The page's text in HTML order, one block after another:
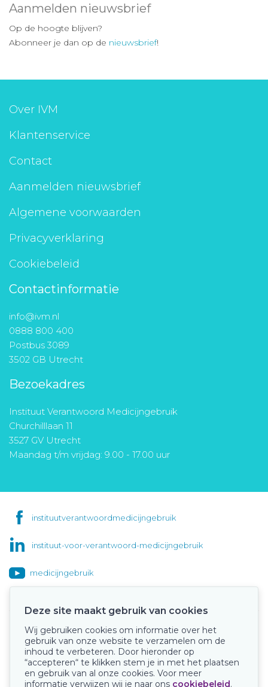
Aanmelden nieuwsbrief
Op de hoogte blijven?
Abonneer je dan op de nieuwsbrief!
Over IVM
Klantenservice
Contact
Aanmelden nieuwsbrief
Algemene voorwaarden
Privacyverklaring
Cookiebeleid
Contactinformatie
info@ivm.nl
0888 800 400
Postbus 3089
3502 GB Utrecht
Bezoekadres
Instituut Verantwoord Medicijngebruik
Churchilllaan 11
3527 GV Utrecht
Maandag t/m vrijdag: 9.00 - 17.00 uur
instituutverantwoordmedicijngebruik
instituut-voor-verantwoord-medicijngebruik
medicijngebruik
Onze keurmerken
Deze site maakt gebruik van cookies
Wij gebruiken cookies om informatie over het
gebruik van onze website te verzamelen om de
inhoud te verbeteren. Door hieronder op
“accepteren“ te klikken stem je in met het plaatsen
en gebruik van al onze cookies. Voor meer
informatie verwijzen wij je naar ons cookiebeleid.